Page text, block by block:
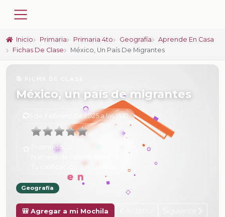
Inicio Primaria Primaria 4to Geografía
Aprende En Casa
Fichas De Clase
México, Un País De Migrantes
México, un país de migrantes
6 de Febrero de 2025 a las 15:31
Promedio:
Sin calificar
Geografía
🎒 Agregar a mi Mochila